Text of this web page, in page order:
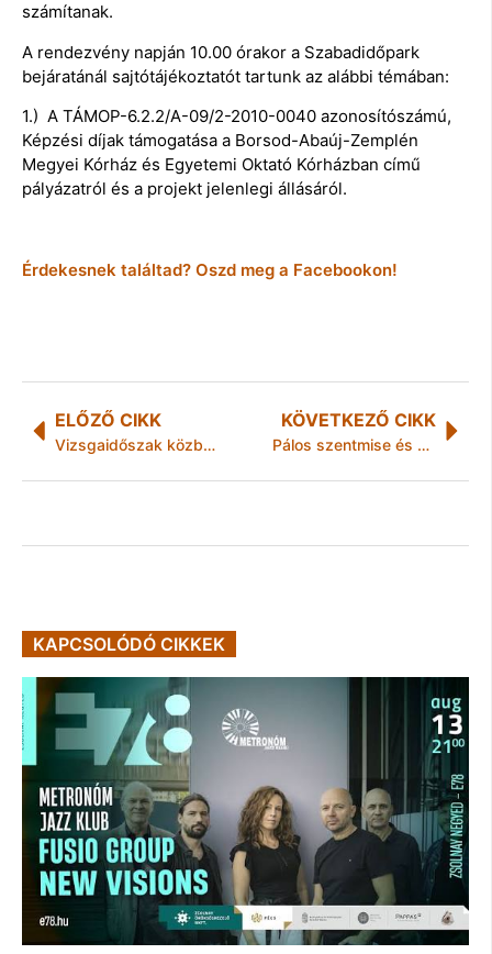
számítanak.
A rendezvény napján 10.00 órakor a Szabadidőpark
bejáratánál sajtótájékoztatót tartunk az alábbi témában:
1.) A TÁMOP-6.2.2/A-09/2-2010-0040 azonosítószámú,
Képzési díjak támogatása a Borsod-Abaúj-Zemplén
Megyei Kórház és Egyetemi Oktató Kórházban című
pályázatról és a projekt jelenlegi állásáról.
Érdekesnek találtad? Oszd meg a Facebookon!
ELŐZŐ CIKK
Vizsgaidőszak közben a monacói dobogón
KÖVETKEZŐ CIKK
Pálos szentmise és koncert a szentléleki romoknál – Június 15.
KAPCSOLÓDÓ CIKKEK